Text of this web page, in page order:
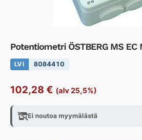
Potentiometri ÖSTBERG MS EC
LVI 8084410
102,28 € (alv 25,5%)
Ei noutoa myymälästä